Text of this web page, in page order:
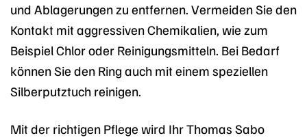
und Ablagerungen zu entfernen. Vermeiden Sie den
Kontakt mit aggressiven Chemikalien, wie zum
Beispiel Chlor oder Reinigungsmitteln. Bei Bedarf
können Sie den Ring auch mit einem speziellen
Silberputztuch reinigen.
Mit der richtigen Pflege wird Ihr Thomas Sabo